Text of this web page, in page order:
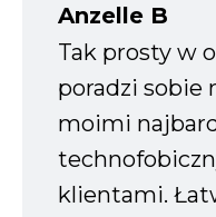
Anzelle B
Tak prosty w
poradzi sobie
moimi
klientami.